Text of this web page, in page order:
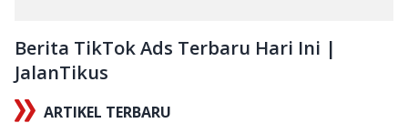
Berita TikTok Ads Terbaru Hari Ini |
JalanTikus
ARTIKEL TERBARU